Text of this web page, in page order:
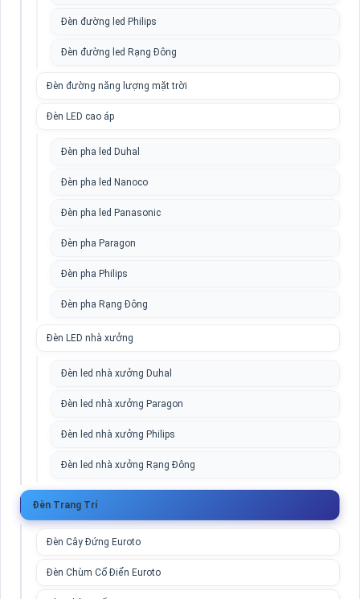
Đèn đường led Philips
Đèn đường led Rạng Đông
Đèn đường năng lượng mặt trời
Đèn LED cao áp
Đèn pha led Duhal
Đèn pha led Nanoco
Đèn pha led Panasonic
Đèn pha Paragon
Đèn pha Philips
Đèn pha Rạng Đông
Đèn LED nhà xưởng
Đèn led nhà xưởng Duhal
Đèn led nhà xưởng Paragon
Đèn led nhà xưởng Philips
Đèn led nhà xưởng Rạng Đông
Đèn Trang Trí
Đèn Cây Đứng Euroto
Đèn Chùm Cổ Điển Euroto